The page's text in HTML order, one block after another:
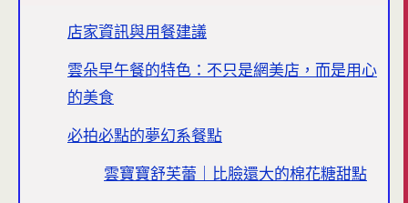
店家資訊與用餐建議
雲朵早午餐的特色：不只是網美店，而是用心
的美食
必拍必點的夢幻系餐點
雲寶寶舒芙蕾｜比臉還大的棉花糖甜點